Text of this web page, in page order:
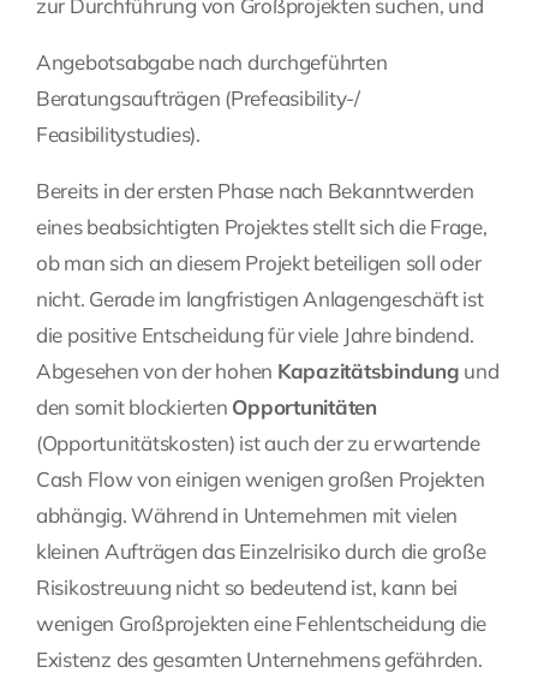
zur Durchführung von Großprojekten suchen, und
Angebotsabgabe nach durchgeführten
Beratungsaufträgen (Prefeasibility-/
Feasibilitystudies).
Bereits in der ersten Phase nach Bekanntwerden
eines beabsichtigten Projektes stellt sich die Frage,
ob man sich an diesem Projekt beteiligen soll oder
nicht. Gerade im langfristigen Anlagengeschäft ist
die positive Entscheidung für viele Jahre bindend.
Abgesehen von der hohen Kapazitätsbindung und
den somit blockierten Opportunitäten
(Opportunitätskosten) ist auch der zu erwartende
Cash Flow von einigen wenigen großen Projekten
abhängig. Während in Unternehmen mit vielen
kleinen Aufträgen das Einzelrisiko durch die große
Risikostreuung nicht so bedeutend ist, kann bei
wenigen Großprojekten eine Fehlentscheidung die
Existenz des gesamten Unternehmens gefährden.